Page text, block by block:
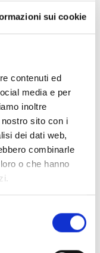
sui cookie
contenuti ed
media e per
inoltre
sito con i
dei dati web,
combinarle
o che hanno
erhöht die
Lösung für
eines
die
werden.